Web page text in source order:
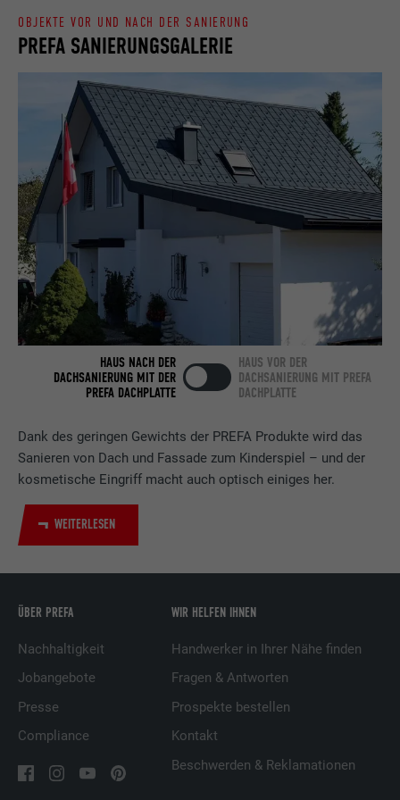
Dank des geringen Gewichts der PREFA Produkte wird das
Sanieren von Dach und Fassade zum Kinderspiel – und der
kosmetische Eingriff macht auch optisch einiges her.
WEITERLESEN
PREFA SANIERUNGSGALERIE
OBJEKTE VOR UND NACH DER SANIERUNG
HAUS NACH DER
DACHSANIERUNG MIT DER
PREFA DACHPLATTE
HAUS VOR DER
DACHSANIERUNG MIT PREFA
DACHPLATTE
ÜBER PREFA
Nachhaltigkeit
Jobangebote
Presse
Compliance
WIR HELFEN IHNEN
Handwerker in Ihrer Nähe finden
Fragen & Antworten
Prospekte bestellen
Kontakt
Beschwerden & Reklamationen
Name bcookie
Anbieter LinkedIn
Laufzeit 2 Jahre
Zweck
Verwendet vom Social-Networking-Dienst
LinkedIn für die Verfolgung der
Verwendung von eingebetteten
Dienstleistungen.
Name bscookie
Anbieter LinkedIn
Laufzeit 2 Jahre
Zweck
LinkedIn für die Verfolgung der
Verwendung von eingebetteten
Dienstleistungen.
Name
Anbieter LinkedIn
Laufzeit
Wird verwendet, um Besucher auf
mehreren Webseiten zu verfolgen, um
Präferenzen des Besuchers zu
präsentieren.